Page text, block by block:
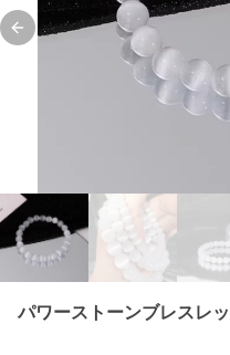
Previous slide
パワーストーンブレスレ